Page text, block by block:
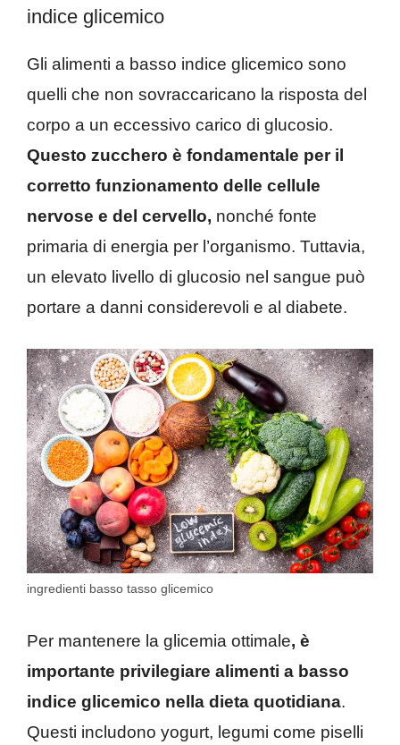
indice glicemico
Gli alimenti a basso indice glicemico sono
quelli che non sovraccaricano la risposta del
corpo a un eccessivo carico di glucosio.
Questo zucchero è fondamentale per il
corretto funzionamento delle cellule
nervose e del cervello, nonché fonte
primaria di energia per l’organismo. Tuttavia,
un elevato livello di glucosio nel sangue può
portare a danni considerevoli e al diabete.
ingredienti basso tasso glicemico
Per mantenere la glicemia ottimale, è
importante privilegiare alimenti a basso
indice glicemico nella dieta quotidiana.
Questi includono yogurt, legumi come piselli